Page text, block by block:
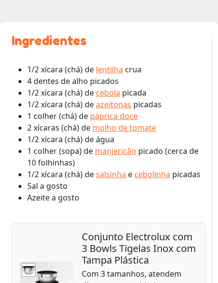
Ingredientes
1/2 xícara (chá) de lentilha crua
4 dentes de alho picados
1/2 xícara (chá) de cebola picada
1/2 xícara (chá) deazeitonas picadas
1 colher (chá) de páprica doce
2 xícaras (chá) de molho de tomate
1/2 xícara (chá) de água
1 colher (sopa) de manjericão picado (cerca de
10 folhinhas)
1/2 xícara (chá) desalsinha e cebolinha picadas
Sal a gosto
Azeite a gosto
Conjunto Electrolux com
3 Bowls Tigelas Inox com
Tampa Plástica
Com 3 tamanhos, atendem